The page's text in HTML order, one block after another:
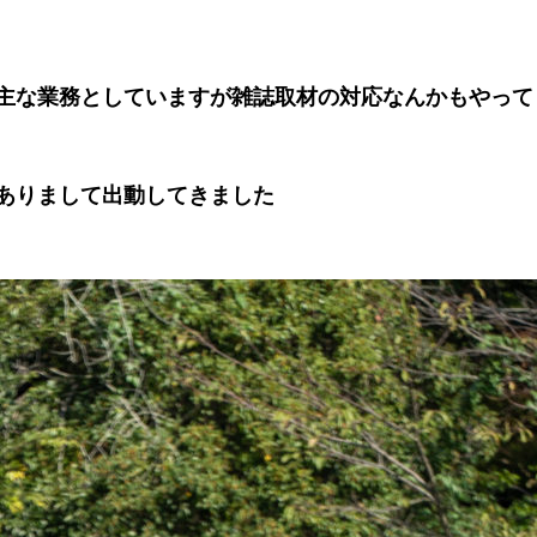
な業務としていますが雑誌取材の対応なんかもやっ
りまして出動してきました